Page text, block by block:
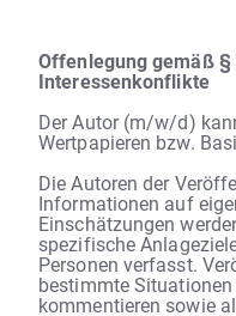
Offenlegung gemäß §
Interessenkonflikte
Der Autor (m/w/d)
Wertpapieren bzw.
Die Autoren der
Informationen auf
Einschätzungen
spezifische
Personen verfasst.
bestimmte
kommentieren sowie